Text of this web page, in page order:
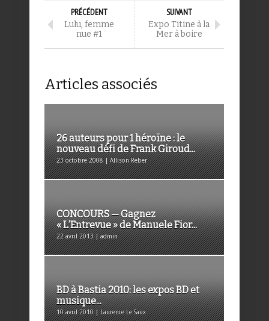
PRÉCÉDENT
Lulu, femme
nue #1
SUIVANT
Expo Titine à la
Mer à boire
Articles associés
26 auteurs pour 1 héroïne : le
nouveau défi de Frank Giroud...
23 octobre 2008 | Allison Reber
CONCOURS — Gagnez
« L’Entrevue » de Manuele Fior...
22 avril 2013 | admin
BD à Bastia 2010: les expos BD et
musique...
10 avril 2010 | Laurence Le Saux